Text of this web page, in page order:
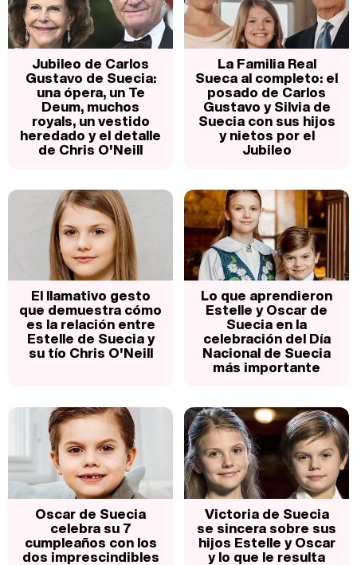
Jubileo de Carlos
Gustavo de Suecia:
una ópera, un Te
Deum, muchos
royals, un vestido
heredado y el detalle
de Chris O'Neill
La Familia Real
Sueca al completo: el
posado de Carlos
Gustavo y Silvia de
Suecia con sus hijos
y nietos por el
Jubileo
El llamativo gesto
que demuestra cómo
es la relación entre
Estelle de Suecia y
su tío Chris O'Neill
Lo que aprendieron
Estelle y Oscar de
Suecia en la
celebración del Día
Nacional de Suecia
más importante
Oscar de Suecia
celebra su 7
cumpleaños con los
dos imprescindibles
Victoria de Suecia
se sincera sobre sus
hijos Estelle y Oscar
y lo que le resulta